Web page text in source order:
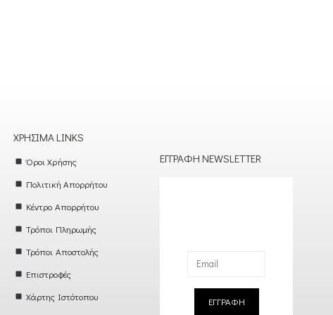
ΧΡΉΣΙΜΑ LINKS
Όροι Χρήσης
Πολιτική Απορρήτου
Κέντρο Απορρήτου
Τρόποι Πληρωμής
Τρόποι Αποστολής
Επιστροφές
Χάρτης Ιστότοπου
ΕΓΓΡΑΦΉ NEWSLETTER
ΕΓΓΡΑΦΗ